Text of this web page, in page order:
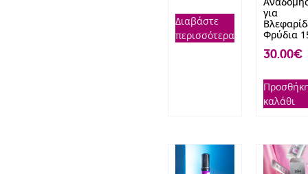
Διαβάστε
περισσότερα
για
Φρύδια
30.00€
καλάθι